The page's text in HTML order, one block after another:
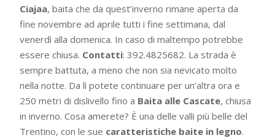
Ciajaa, baita che da quest’inverno rimane aperta da
fine novembre ad aprile tutti i fine settimana, dal
venerdì alla domenica. In caso di maltempo potrebbe
essere chiusa. Contatti: 392.4825682. La strada è
sempre battuta, a meno che non sia nevicato molto
nella notte. Da lì potete continuare per un’altra ora e
250 metri di dislivello fino a Baita alle Cascate, chiusa
in inverno. Cosa amerete? È una delle valli più belle del
Trentino, con le sue caratteristiche baite in legno.